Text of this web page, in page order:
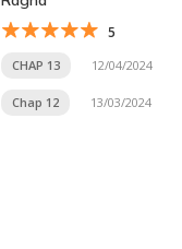
5
CHAP 13 12/04/2024
Chap 12 13/03/2024